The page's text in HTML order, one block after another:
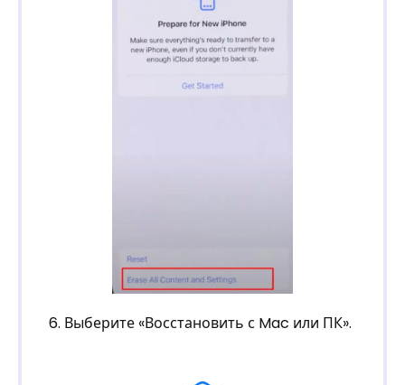
6. Выберите «Восстановить с Mac или ПК».